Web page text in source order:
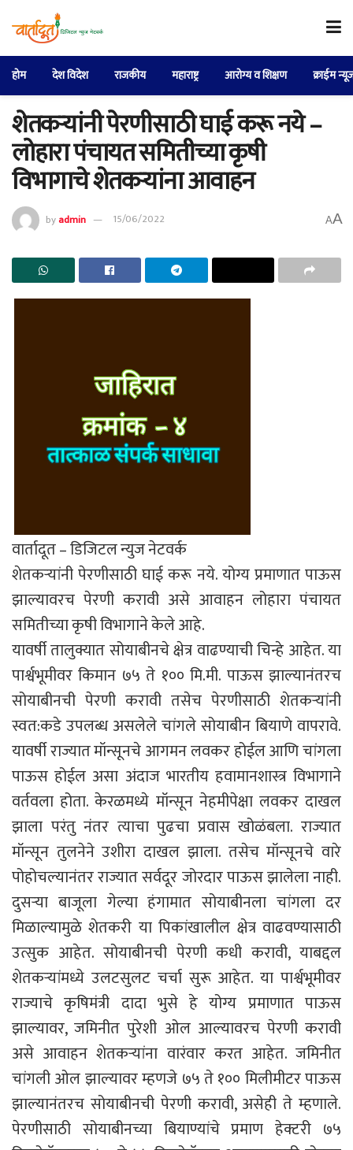
होम देश विदेश राजकीय महाराष्ट्र आरोग्य व शिक्षण क्राईम
शेतकऱ्यांनी पेरणीसाठी घाई करू नये –
लोहारा पंचायत समितीच्या कृषी
विभागाचे शेतकऱ्यांना आवाहन
byadmin 15/06/2022 AA
वार्तादूत – डिजिटल न्युज नेटवर्क
शेतकऱ्यांनी पेरणीसाठी घाई करू नये. योग्य प्रमाणात पाऊस
झाल्यावरच पेरणी करावी असे आवाहन लोहारा पंचायत
समितीच्या कृषी विभागाने केले आहे.
यावर्षी तालुक्यात सोयाबीनचे क्षेत्र वाढण्याची चिन्हे आहेत. या
पार्श्वभूमीवर किमान ७५ ते १०० मि.मी. पाऊस झाल्यानंतरच
सोयाबीनची पेरणी करावी तसेच पेरणीसाठी शेतकऱ्यांनी
स्वत:कडे उपलब्ध असलेले चांगले सोयाबीन बियाणे वापरावे.
यावर्षी राज्यात मॉन्सूनचे आगमन लवकर होईल आणि चांगला
पाऊस होईल असा अंदाज भारतीय हवामानशास्त्र विभागाने
वर्तवला होता. केरळमध्ये मॉन्सून नेहमीपेक्षा लवकर दाखल
झाला परंतु नंतर त्याचा पुढचा प्रवास खोळंबला. राज्यात
मॉन्सून तुलनेने उशीरा दाखल झाला. तसेच मॉन्सूनचे वारे
पोहोचल्यानंतर राज्यात सर्वदूर जोरदार पाऊस झालेला नाही.
दुसऱ्या बाजूला गेल्या हंगामात सोयाबीनला चांगला दर
मिळाल्यामुळे शेतकरी या पिकांखालील क्षेत्र वाढवण्यासाठी
उत्सुक आहेत. सोयाबीनची पेरणी कधी करावी, याबद्दल
शेतकऱ्यांमध्ये उलटसुलट चर्चा सुरू आहेत. या पार्श्वभूमीवर
राज्याचे कृषिमंत्री दादा भुसे हे योग्य प्रमाणात पाऊस
झाल्यावर, जमिनीत पुरेशी ओल आल्यावरच पेरणी करावी
असे आवाहन शेतकऱ्यांना वारंवार करत आहेत. जमिनीत
चांगली ओल झाल्यावर म्हणजे ७५ ते १०० मिलीमीटर पाऊस
झाल्यानंतरच सोयाबीनची पेरणी करावी, असेही ते म्हणाले.
पेरणीसाठी सोयाबीनच्या बियाण्यांचे प्रमाण हेक्टरी ७५